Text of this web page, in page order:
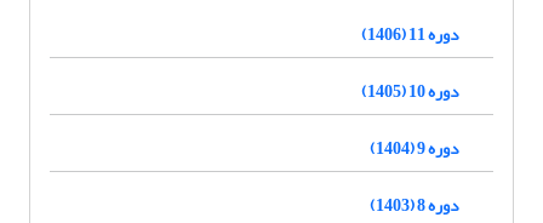
دوره 11 (1406)
دوره 10 (1405)
دوره 9 (1404)
دوره 8 (1403)